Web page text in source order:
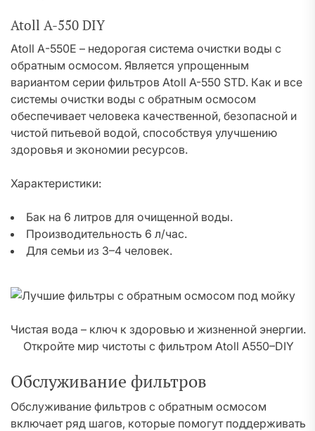
Atoll A-550 DIY
Atoll А-550Е – недорогая система очистки воды с
обратным осмосом. Является упрощенным
вариантом серии фильтров Atoll A-550 STD. Как и все
системы очистки воды с обратным осмосом
обеспечивает человека качественной, безопасной и
чистой питьевой водой, способствуя улучшению
здоровья и экономии ресурсов.
Характеристики:
Бак на 6 литров для очищенной воды.
Производительность 6 л/час.
Для семьи из 3–4 человек.
Чистая вода – ключ к здоровью и жизненной энергии.
Откройте мир чистоты с фильтром Atoll A550–DIY
Обслуживание фильтров
Обслуживание фильтров с обратным осмосом
включает ряд шагов, которые помогут поддерживать